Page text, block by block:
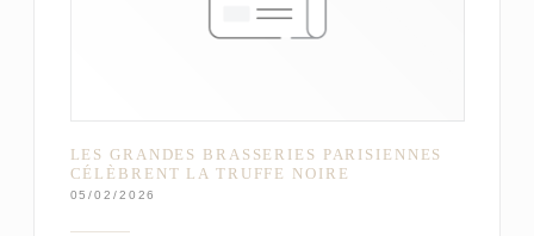
LES GRANDES BRASSERIES PARISIENNES
CÉLÈBRENT LA TRUFFE NOIRE
05/02/2026